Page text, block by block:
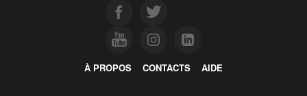
À PROPOS CONTACTS AIDE